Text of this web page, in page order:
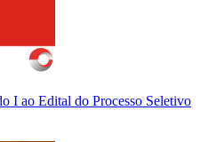
I ao Edital do Processo Seletivo